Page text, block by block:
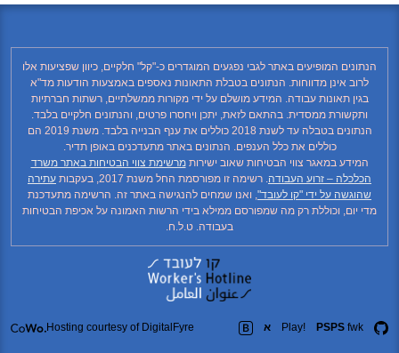
הנתונים המופיעים באתר לגבי נפגעים המוגדרים כ-"קל" חלקיים, כיוון שפציעות אלו
לרוב אינן מדווחות. הנתונים בטבלת התאונות נאספים באמצעות הודעות מד"א
בגין תאונות עבודה. המידע מושלם על ידי מקורות ממשלתיים, רשתות חברתיות
ותקשורת ממסדית. בהתאם לזאת, יתכן ויחסרו פרטים, והנתונים חלקיים בלבד.
הנתונים בטבלה עד לשנת 2018 כוללים את ענף הבנייה בלבד. משנת 2019 הם
כוללים את כלל הענפים. הנתונים באתר מתעדכנים באופן תדיר.
המידע במאגר צווי הבטיחות שאוב ישירות מרשימת צווי הבטיחות באתר משרד
הכלכלה – זרוע העבודה. רשימה זו מפורסמת החל משנת 2017, בעקבות
עתירה
שהוגשה על ידי "קו לעובד", ואנו שמחים להנגישה באתר זה. הרשימה מתעדכנת
מדי יום, וכוללת רק מה שמפורסם ממילא בידי הרשות האמונה על אכיפת הבטיחות
בעבודה. ט.ל.ח.
Hosting courtesy of DigitalFyre א Play! PSPS fwk